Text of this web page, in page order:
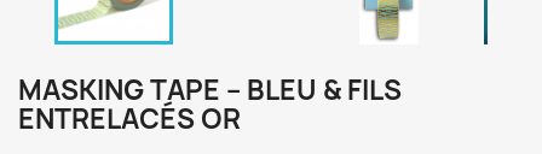
MASKING TAPE – BLEU & FILS
ENTRELACÉS OR